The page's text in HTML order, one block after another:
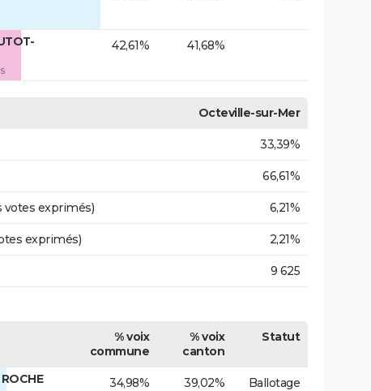
42,61% 41,68%
Octeville-sur-Mer
33,39%
66,61%
votes exprimés) 6,21%
exprimés) 2,21%
9 625
% voix
commune
% voix
canton
Statut
34,98% 39,02% Ballotage